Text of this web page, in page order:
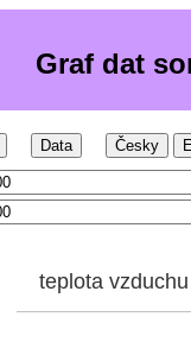
Graf dat
Data Česky
teplota vzduchu